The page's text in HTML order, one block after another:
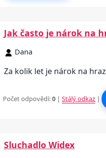
Jak často je nárok na
Dana
Za kolik let je nárok na
Počet odpovědí:0 |Stálý odkaz |
Sluchadlo Widex